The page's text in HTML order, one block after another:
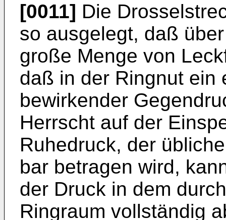
[0011] Die
so ausgelegt, daß
große Menge von
daß in der Ringnut ein
bewirkender
Herrscht auf der
Ruhedruck, der
bar betragen wird,
der Druck in dem
Ringraum vollständig